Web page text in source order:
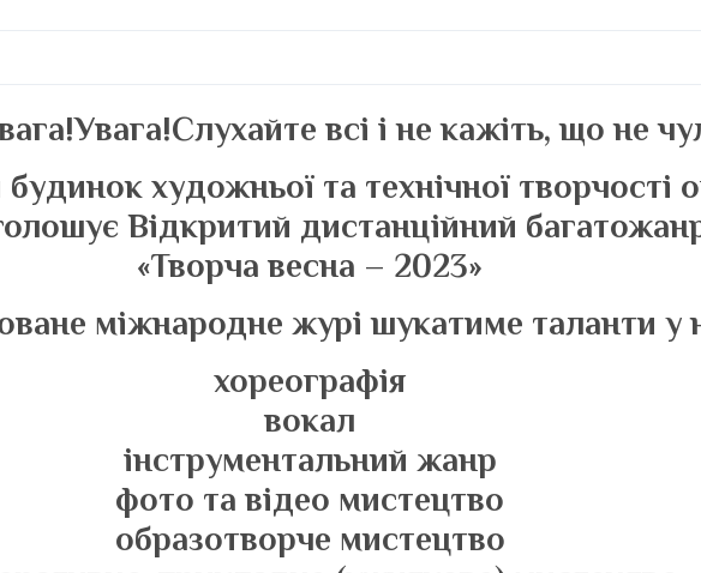
всі і не кажіть, що не
художньої та технічної творчості
Відкритий дистанційний
«Творча весна – 2023»
міжнародне журі шукатиме таланти у
хореографія
вокал
інструментальний жанр
фото та відео мистецтво
образотворче мистецтво